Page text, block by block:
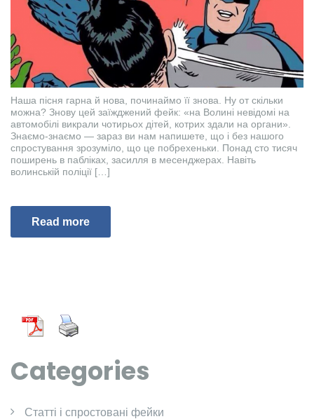
Наша пісня гарна й нова, починаймо її знова. Ну от скільки
можна? Знову цей заїжджений фейк: «на Волині невідомі на
автомобілі викрали чотирьох дітей, котрих здали на органи».
Знаємо-знаємо — зараз ви нам напишете, що і без нашого
спростування зрозуміло, що це побрехеньки. Понад сто тисяч
поширень в пабліках, засилля в месенджерах. Навіть
волинській поліції […]
Read more
Categories
Cтатті і спростовані фейки